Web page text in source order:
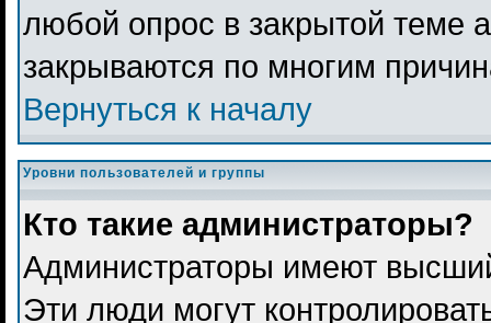
любой опрос в закрытой теме
закрываются по многим
Вернуться к началу
Уровни пользователей и группы
Кто такие администраторы?
Администраторы имеют
Эти люди могут